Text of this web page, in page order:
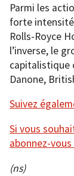
Parmi les
forte
Rolls-Royce
l’inverse, le
capitalistique
Danone,
Suivez
Si vous
abonnez-vous
(ns)